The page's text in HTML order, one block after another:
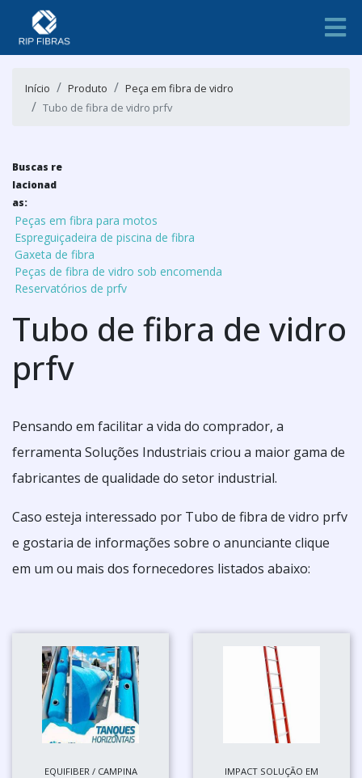
Início Produto
Peça em fibra de vidro
Tubo de fibra de vidro prfv
Buscas re
lacionad
as:
Peças em fibra para motos
Espreguiçadeira de piscina de fibra
Gaxeta de fibra
Peças de fibra de vidro sob encomenda
Reservatórios de prfv
Tubo de fibra de vidro
prfv
Pensando em facilitar a vida do comprador, a
ferramenta Soluções Industriais criou a maior gama de
fabricantes de qualidade do setor industrial.
Caso esteja interessado por Tubo de fibra de vidro prfv
e gostaria de informações sobre o anunciante clique
em um ou mais dos fornecedores listados abaixo:
EQUIFIBER / CAMPINA
IMPACT SOLUÇÃO EM